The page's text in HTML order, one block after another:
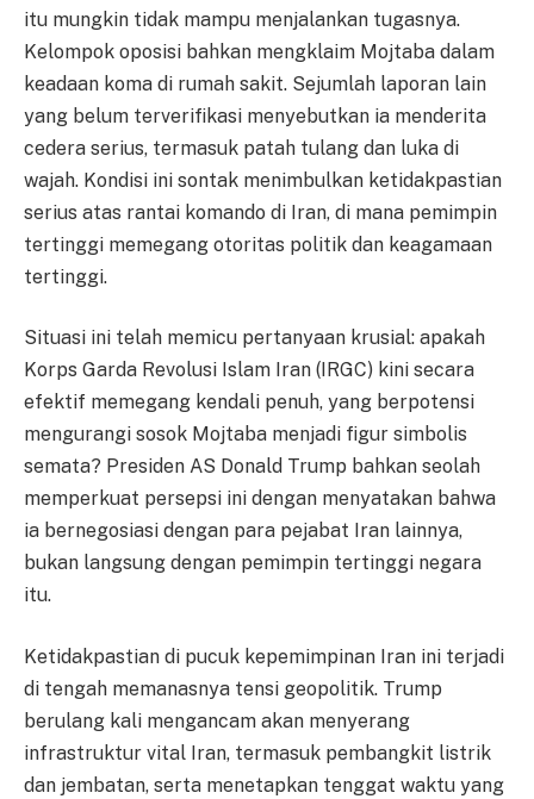
itu mungkin tidak mampu menjalankan tugasnya.
Kelompok oposisi bahkan mengklaim Mojtaba dalam
keadaan koma di rumah sakit. Sejumlah laporan lain
yang belum terverifikasi menyebutkan ia menderita
cedera serius, termasuk patah tulang dan luka di
wajah. Kondisi ini sontak menimbulkan ketidakpastian
serius atas rantai komando di Iran, di mana pemimpin
tertinggi memegang otoritas politik dan keagamaan
tertinggi.
Situasi ini telah memicu pertanyaan krusial: apakah
Korps Garda Revolusi Islam Iran (IRGC) kini secara
efektif memegang kendali penuh, yang berpotensi
mengurangi sosok Mojtaba menjadi figur simbolis
semata? Presiden AS Donald Trump bahkan seolah
memperkuat persepsi ini dengan menyatakan bahwa
ia bernegosiasi dengan para pejabat Iran lainnya,
bukan langsung dengan pemimpin tertinggi negara
itu.
Ketidakpastian di pucuk kepemimpinan Iran ini terjadi
di tengah memanasnya tensi geopolitik. Trump
berulang kali mengancam akan menyerang
infrastruktur vital Iran, termasuk pembangkit listrik
dan jembatan, serta menetapkan tenggat waktu yang